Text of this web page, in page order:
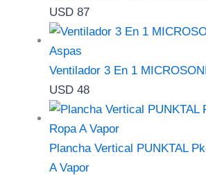
USD 87
Ventilador 3 En 1
USD 48
Plancha Vertical PUNKTAL
A Vapor